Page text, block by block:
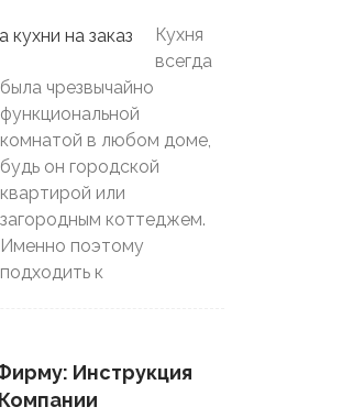
В
В Свердловской Области
Пойдет Сильный Снег, А
Потом Резко Похолодает
Кухня
всегда
была чрезвычайно
функциональной
комнатой в любом доме,
будь он городской
квартирой или
загородным коттеджем.
Именно поэтому
подходить к
Инструкция